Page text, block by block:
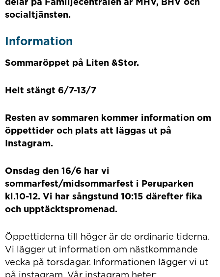
socialtjänsten.
Information
Sommaröppet på Liten &Stor.
Helt stängt 6/7-13/7
Resten av sommaren kommer information om
öppettider och plats att läggas ut på
Instagram.
Onsdag den 16/6 har vi
sommarfest/midsommarfest i Peruparken
kl.10-12. Vi har sångstund 10:15 därefter fika
och upptäcktspromenad.
Öppettiderna till höger är de ordinarie tiderna.
Vi lägger ut information om nästkommande
vecka på torsdagar. Informationen lägger vi ut
på instagram. Vår instagram heter: